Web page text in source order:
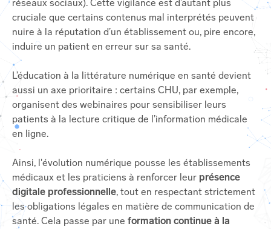
réseaux sociaux). Cette vigilance est d’autant plus
cruciale que certains contenus mal interprétés peuvent
nuire à la réputation d’un établissement ou, pire encore,
induire un patient en erreur sur sa santé.
L’éducation à la littérature numérique en santé devient
aussi un axe prioritaire : certains CHU, par exemple,
organisent des webinaires pour sensibiliser leurs
patients à la lecture critique de l’information médicale
en ligne.
Ainsi, l'évolution numérique pousse les établissements
médicaux et les praticiens à renforcer leur présence
digitale professionnelle, tout en respectant strictement
les obligations légales en matière de communication de
santé. Cela passe par une formation continue à la